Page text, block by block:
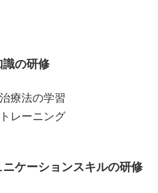
の研修
療法の学習
レーニング
ケーションスキルの研修